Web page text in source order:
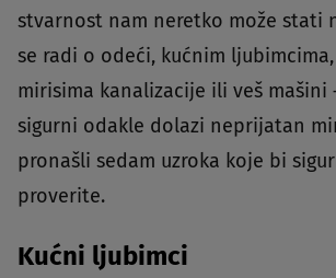
stvarnost nam neretko može stati
se radi o odeći, kućnim
mirisima kanalizacije ili veš mašini
sigurni odakle dolazi neprijatan
pronašli sedam uzroka koje bi
proverite.
Kućni ljubimci